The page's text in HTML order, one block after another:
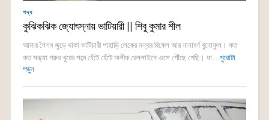
গদ্য
কুঝিকঝিক জ্যোৎস্নায় ভাটিয়ারী || শিবু কুমার শীল
আমার শৈশব জুড়ে থাকা ভাটিয়ারী পাহাড়ি লেকের মন্থর বিকেল আর নানাবর্ণ বুনোফুল। কত
কত সন্ধ্যা গরুর খুরের শব্দে হেঁটে হেঁটে অলীক রেললাইনে এসে পৌঁছে গেছি। ধা... পুরোটা
পড়ুন